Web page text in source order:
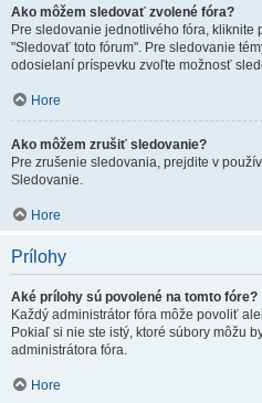
Ako môžem sledovať zvolené fóra?
Pre sledovanie jednotlivého fóra, kliknite
"Sledovať toto fórum". Pre sledovanie
odosielaní príspevku zvoľte možnosť
Hore
Ako môžem zrušiť sledovanie?
Pre zrušenie sledovania, prejdite v
Sledovanie.
Hore
Prílohy
Aké prílohy sú povolené na tomto fóre?
Každý administrátor fóra môže povoliť
Pokiaľ si nie ste istý, ktoré súbory môžu
administrátora fóra.
Hore